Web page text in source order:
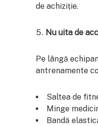
de achiziție.
Nu uita de
Pe lângă
antrenamente
Saltea de
Minge
Bandă